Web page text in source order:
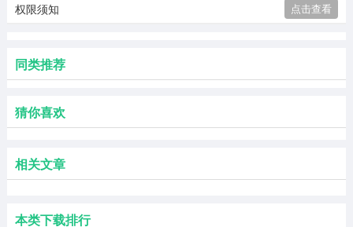
权限须知
点击查看
同类推荐
猜你喜欢
相关文章
本类下载排行